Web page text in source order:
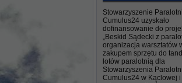
Stowarzyszenie
Cumulus24 uzyskało
dofinansowanie do
„Beskid Sądecki z
organizacja warsztatów
zakupem sprzętu do
lotów paralotnią dla
Stowarzyszenia
Cumulus24 w Kąclowej i